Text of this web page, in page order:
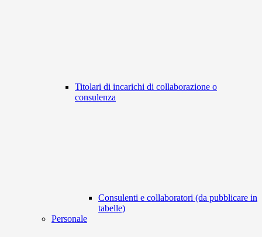
Titolari di incarichi di collaborazione o
consulenza
Consulenti e collaboratori (da pubblicare in
tabelle)
Personale